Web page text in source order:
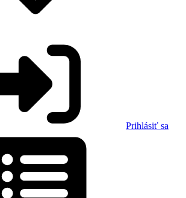
Prihlásiť sa